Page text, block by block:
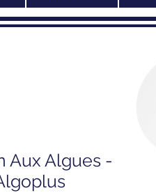
Aux Algues -